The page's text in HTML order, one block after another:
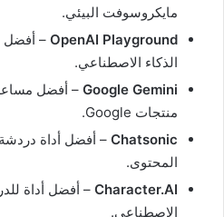
مايكروسوفت البيئي.
OpenAI Playground – أفضل
الذكاء الاصطناعي.
Google Gemini – أفضل
منتجات Google.
Chatsonic – أفضل أداة
المحتوى.
Character.AI – أفضل أداة
الاصطناعي.